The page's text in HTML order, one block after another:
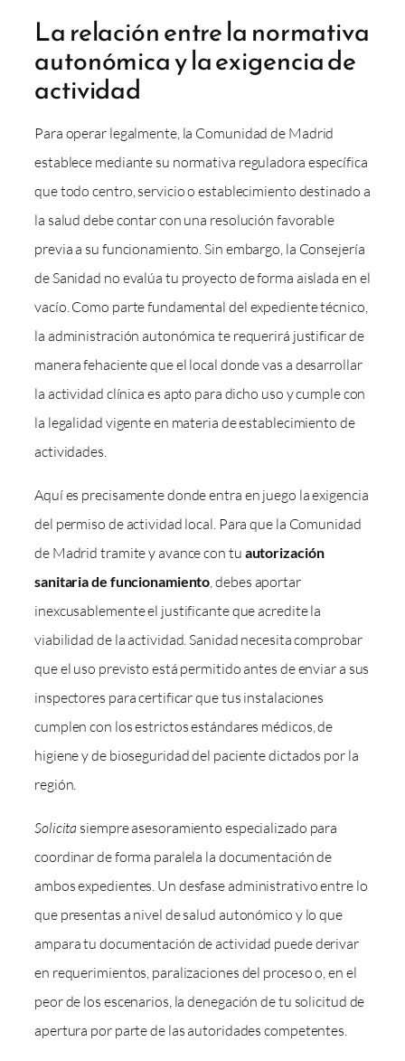
La relación entre la normativa
autonómica y la exigencia de
actividad
Para operar legalmente, la Comunidad de Madrid
establece mediante su normativa reguladora específica
que todo centro, servicio o establecimiento destinado a
la salud debe contar con una resolución favorable
previa a su funcionamiento. Sin embargo, la Consejería
de Sanidad no evalúa tu proyecto de forma aislada en el
vacío. Como parte fundamental del expediente técnico,
la administración autonómica te requerirá justificar de
manera fehaciente que el local donde vas a desarrollar
la actividad clínica es apto para dicho uso y cumple con
la legalidad vigente en materia de establecimiento de
actividades.
Aquí es precisamente donde entra en juego la exigencia
del permiso de actividad local. Para que la Comunidad
de Madrid tramite y avance con tu autorización
sanitaria de funcionamiento, debes aportar
inexcusablemente el justificante que acredite la
viabilidad de la actividad. Sanidad necesita comprobar
que el uso previsto está permitido antes de enviar a sus
inspectores para certificar que tus instalaciones
cumplen con los estrictos estándares médicos, de
higiene y de bioseguridad del paciente dictados por la
región.
Solicita siempre asesoramiento especializado para
coordinar de forma paralela la documentación de
ambos expedientes. Un desfase administrativo entre lo
que presentas a nivel de salud autonómico y lo que
ampara tu documentación de actividad puede derivar
en requerimientos, paralizaciones del proceso o, en el
peor de los escenarios, la denegación de tu solicitud de
apertura por parte de las autoridades competentes.